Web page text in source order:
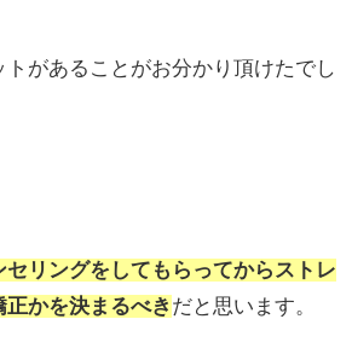
があることがお分かり頂けたでし
リングをしてもらってからストレ
かを決まるべき だと思います。